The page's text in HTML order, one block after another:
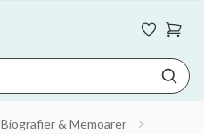
Biografier & Memoarer